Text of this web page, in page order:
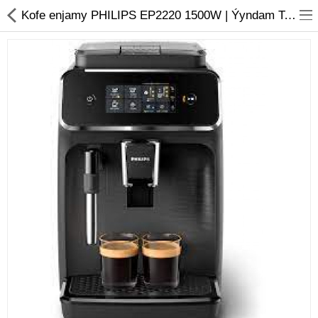
Kompýuter aksesuarlary
Kofe enjamy PHILIPS EP2220 1500W | Ýyndam Tehnika Dünýäsi